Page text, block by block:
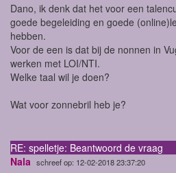
Dano, ik denk dat het voor een
goede begeleiding en goede
hebben.
Voor de een is dat bij de nonnen in
werken met LOI/NTI.
Welke taal wil je doen?
Wat voor zonnebril heb je?
RE: spelletje: Beantwoord de vraag
Nala schreef op: 12-02-2018 23:37:20